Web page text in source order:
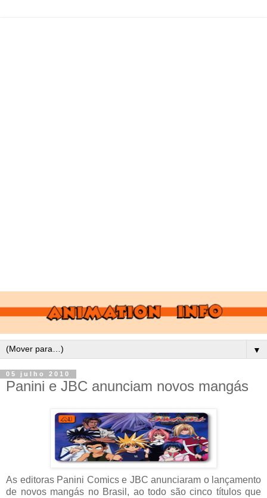
▼
05 julho 2010
Panini e JBC anunciam novos mangás
As editoras Panini Comics e JBC anunciaram o lançamento
de novos mangás no Brasil, ao todo são cinco títulos que